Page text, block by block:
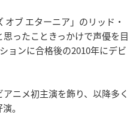
ブ エターニア」のリッド・
ったこときっかけで声優を目
ョンに合格後の2010年にデビ
ニメ初主演を飾り、以降多く
。